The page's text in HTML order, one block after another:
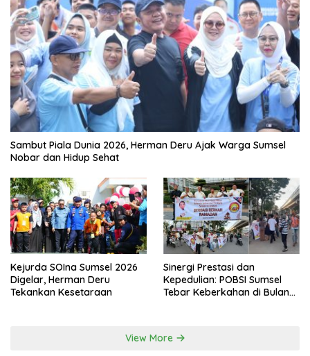
Sambut Piala Dunia 2026, Herman Deru Ajak Warga Sumsel
Nobar dan Hidup Sehat
Kejurda SOIna Sumsel 2026
Digelar, Herman Deru
Tekankan Kesetaraan
Sinergi Prestasi dan
Kepedulian: POBSI Sumsel
Tebar Keberkahan di Bulan
View More